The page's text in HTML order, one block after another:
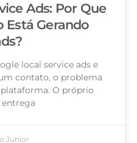
Ads: Por Que
Está Gerando
local service ads e
contato, o problema
O próprio
Junior